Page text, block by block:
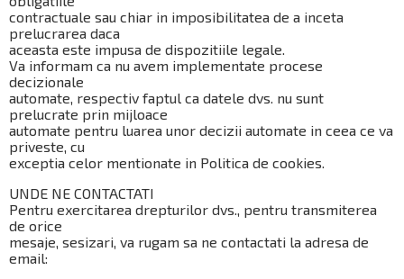
contractuale sau chiar in imposibilitatea de a inceta
prelucrarea daca
aceasta este impusa de dispozitiile legale.
Va informam ca nu avem implementate procese
decizionale
automate, respectiv faptul ca datele dvs. nu sunt
prelucrate prin mijloace
automate pentru luarea unor decizii automate in ceea ce va
priveste, cu
exceptia celor mentionate in Politica de cookies.
UNDE NE CONTACTATI
Pentru exercitarea drepturilor dvs., pentru transmiterea
de orice
mesaje, sesizari, va rugam sa ne contactati la adresa de
email: